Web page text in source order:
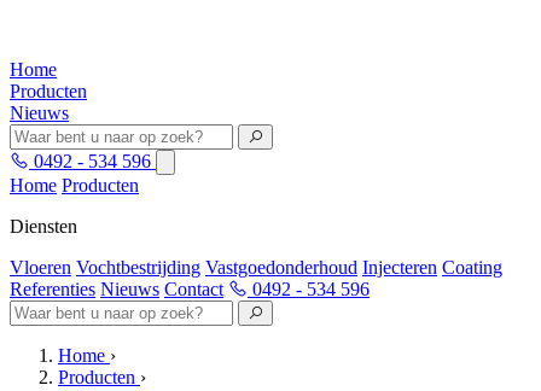
Home
Producten
Nieuws
0492 - 534 596
Home Producten
Diensten
Vloeren Vochtbestrijding Vastgoedonderhoud Injecteren Coating
Referenties Nieuws Contact 0492 - 534 596
Home ›
Producten ›